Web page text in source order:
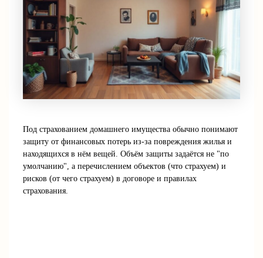
Под страхованием домашнего имущества обычно понимают
защиту от финансовых потерь из‑за повреждения жилья и
находящихся в нём вещей. Объём защиты задаётся не "по
умолчанию", а перечислением объектов (что страхуем) и
рисков (от чего страхуем) в договоре и правилах
страхования.